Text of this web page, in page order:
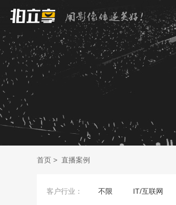
首页 > 直播案例
客户行业： 不限 IT/互联网